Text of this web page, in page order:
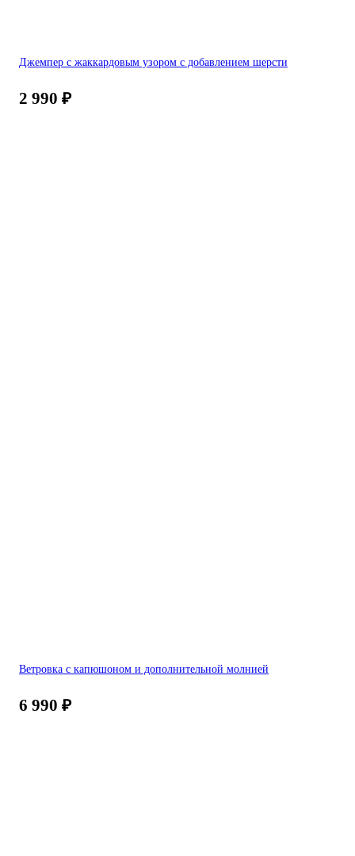
Джемпер с жаккардовым узором с добавлением шерсти
2 990 ₽
Ветровка с капюшоном и дополнительной молнией
6 990 ₽